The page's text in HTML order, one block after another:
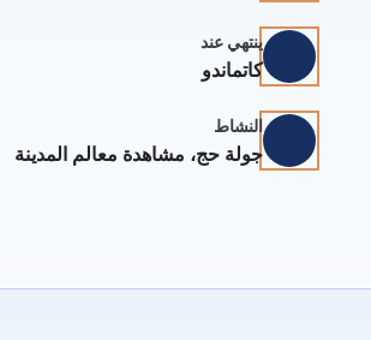
ينتهي عند
كاتماندو
النشاط
جولة حج، مشاهدة معالم المدينة